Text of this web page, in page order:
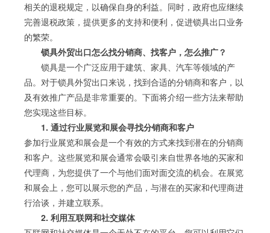
相关的退税规定，以确保自身的利益。同时，政府也应继续
完善退税政策，提供更多的支持和便利，促进锁具出口业务
的繁荣。
锁具外贸出口怎么找分销商、找客户，怎么推广？
锁具是一个广泛应用于建筑、家具、汽车等领域的产
品。对于锁具外贸出口来说，找到合适的分销商和客户，以
及有效推广产品是非常重要的。下面将介绍一些方法来帮助
您实现这些目标。
1. 通过行业展览和展会寻找分销商和客户
参加行业展览和展会是一个有效的方式来找到潜在的分销商
和客户。这些展览和展会通常会吸引来自世界各地的买家和
代理商，为您提供了一个与他们面对面交流的机会。在展览
和展会上，您可以展示您的产品，与潜在的买家和代理商进
行洽谈，并建立联系。
2. 利用互联网和社交媒体